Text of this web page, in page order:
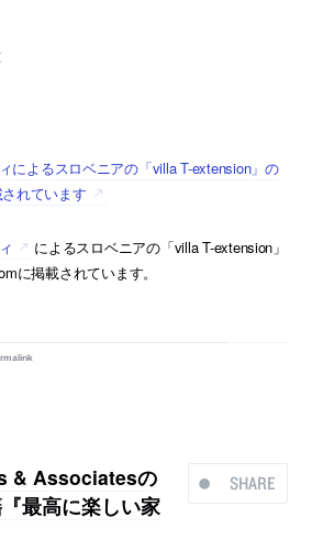
によるスロベニアの「villa T-extension」の
れています
によるスロベニアの「villa T-extension」
に掲載されています。
SHARE
& Associatesの
最高に楽しい家